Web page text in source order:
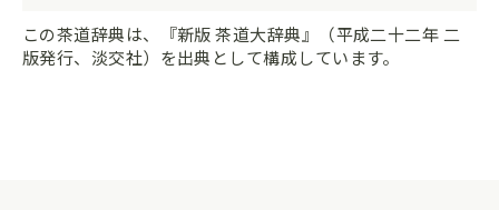
この茶道辞典は、『新版 茶道大辞典』（平成二十二年 二
版発行、淡交社）を出典として構成しています。